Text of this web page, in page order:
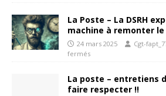
La Poste – La DSRH
machine à remonter
24 mars 2025 Cgt-
fermés
La poste – entretiens
faire respecter !!